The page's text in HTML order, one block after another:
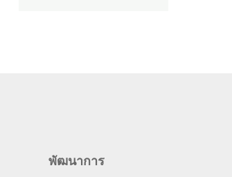
พัฒนาการ